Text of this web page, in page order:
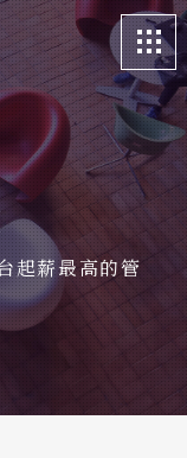
起薪最高的管